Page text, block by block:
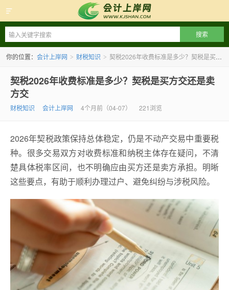
会计上岸网
你的位置： 会计上岸网 > 财税知识 > 契税2026年收费标准是多少？契税是买方交还是卖方交
契税2026年收费标准是多少？契税是买方交还是卖
方交
财税知识 会计上岸网 4个月前（04-07） 221浏览
2026年契税政策保持总体稳定，仍是不动产交易中重要税
种。很多交易双方对收费标准和纳税主体存在疑问，不清
楚具体税率区间，也不明确应由买方还是卖方承担。明晰
这些要点，有助于顺利办理过户、避免纠纷与涉税风险。